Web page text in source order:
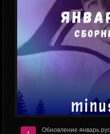
Обновление январь